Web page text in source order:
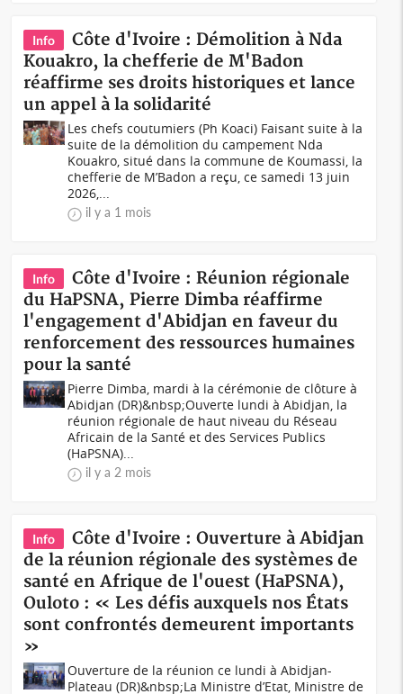
Info
Côte d'Ivoire : Démolition à Nda
Kouakro, la chefferie de M'Badon
réaffirme ses droits historiques et lance
un appel à la solidarité
Les chefs coutumiers (Ph Koaci) Faisant suite à la
suite de la démolition du campement Nda
Kouakro, situé dans la commune de Koumassi, la
chefferie de M’Badon a reçu, ce samedi 13 juin
2026,...
il y a 1 mois
Info
Côte d'Ivoire : Réunion régionale
du HaPSNA, Pierre Dimba réaffirme
l'engagement d'Abidjan en faveur du
renforcement des ressources humaines
pour la santé
Pierre Dimba, mardi à la cérémonie de clôture à
Abidjan (DR)&nbsp;Ouverte lundi à Abidjan, la
réunion régionale de haut niveau du Réseau
Africain de la Santé et des Services Publics
(HaPSNA)...
il y a 2 mois
Info
Côte d'Ivoire : Ouverture à Abidjan
de la réunion régionale des systèmes de
santé en Afrique de l'ouest (HaPSNA),
Ouloto : « Les défis auxquels nos États
sont confrontés demeurent importants
»
Ouverture de la réunion ce lundi à Abidjan-
Plateau (DR)&nbsp;La Ministre d’Etat, Ministre de